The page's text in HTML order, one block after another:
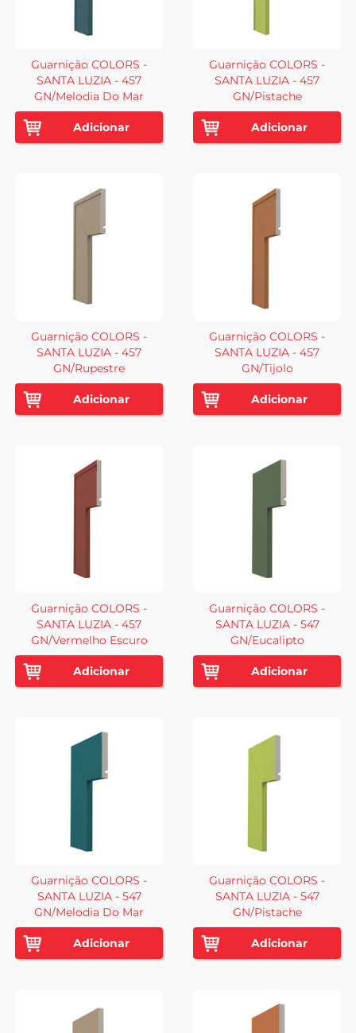
Guarnição COLORS -
SANTA LUZIA - 457
GN/Melodia Do Mar
Adicionar
Guarnição COLORS -
SANTA LUZIA - 457
GN/Pistache
Adicionar
Guarnição COLORS -
SANTA LUZIA - 457
GN/Rupestre
Adicionar
Guarnição COLORS -
SANTA LUZIA - 457
GN/Tijolo
Adicionar
Guarnição COLORS -
SANTA LUZIA - 457
GN/Vermelho Escuro
Adicionar
Guarnição COLORS -
SANTA LUZIA - 547
GN/Eucalipto
Adicionar
Guarnição COLORS -
SANTA LUZIA - 547
GN/Melodia Do Mar
Adicionar
Guarnição COLORS -
SANTA LUZIA - 547
GN/Pistache
Adicionar